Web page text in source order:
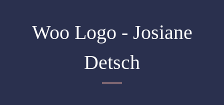
Woo Logo - Josiane
Detsch